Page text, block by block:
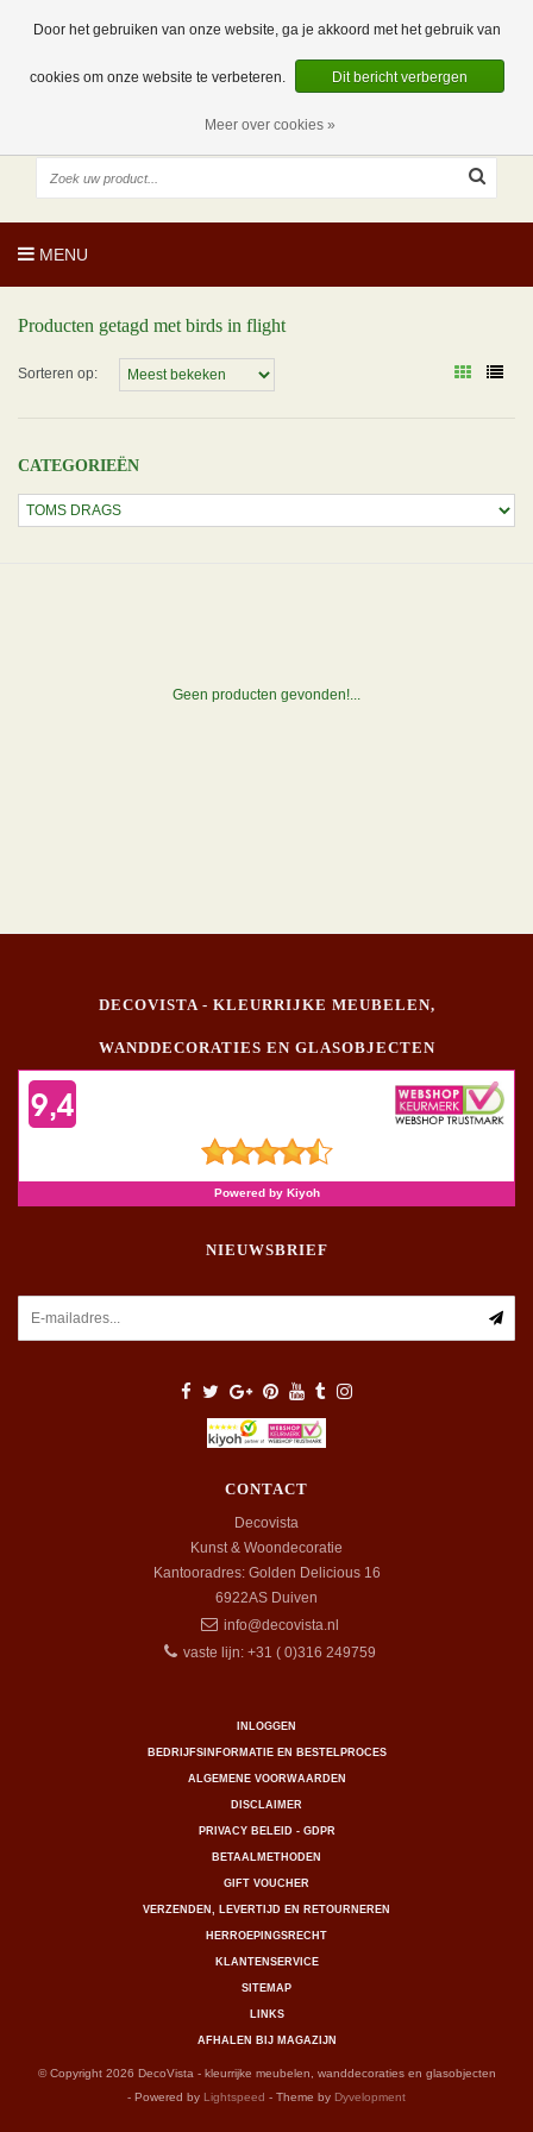
0 Artikelen
NL
EUR
MENU
Producten getagd met birds in flight
Sorteren op:
CATEGORIEËN
Geen producten gevonden!...
DECOVISTA - KLEURRIJKE MEUBELEN,
WANDDECORATIES EN GLASOBJECTEN
NIEUWSBRIEF
CONTACT
Decovista
Kunst & Woondecoratie
Kantooradres: Golden Delicious 16
6922AS Duiven
info@decovista.nl
vaste lijn: +31 ( 0)316 249759
INLOGGEN
BEDRIJFSINFORMATIE EN BESTELPROCES
ALGEMENE VOORWAARDEN
DISCLAIMER
PRIVACY BELEID - GDPR
BETAALMETHODEN
GIFT VOUCHER
VERZENDEN, LEVERTIJD EN RETOURNEREN
HERROEPINGSRECHT
KLANTENSERVICE
SITEMAP
LINKS
AFHALEN BIJ MAGAZIJN
© Copyright 2026 DecoVista - kleurrijke meubelen, wanddecoraties en glasobjecten
- Powered by Lightspeed - Theme by Dyvelopment
Door het gebruiken van onze website, ga je akkoord met het gebruik van
cookies om onze website te verbeteren. Dit bericht verbergen
Meer over cookies »